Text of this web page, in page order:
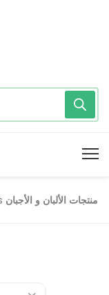
Dairy Products منتجات الألبان و الأجبان